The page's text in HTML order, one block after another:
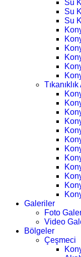
Su
Su
Su
Galeriler
Foto
Video
Bölgeler
Çeşmeci